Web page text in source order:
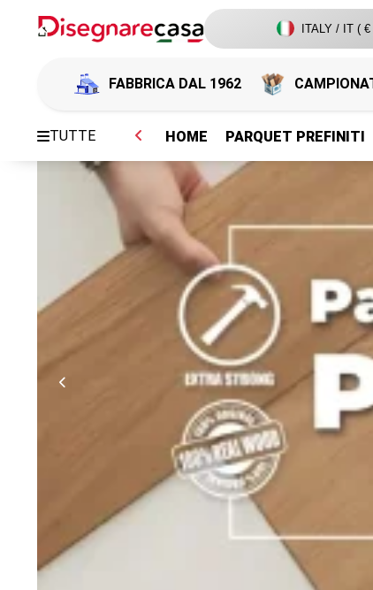
ITALY / IT
FABBRICA DAL 1962
TUTTE HOME PARQUET PREFINITI